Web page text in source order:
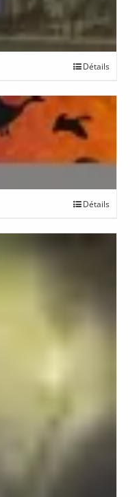
Détails
Détails